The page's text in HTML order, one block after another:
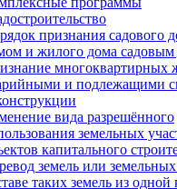
признания садового
и жилого дома
многоквартирных
и подлежащими
вида разрешённого
земельных
капитального
земель или земельных
таких земель из одной